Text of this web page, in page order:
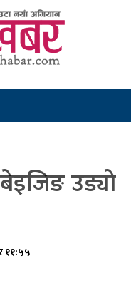
उड्यो
११:५५